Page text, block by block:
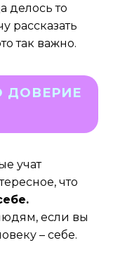
делось то
рассказать
так важно.
ДОВЕРИЕ
учат
что
если вы
– себе.